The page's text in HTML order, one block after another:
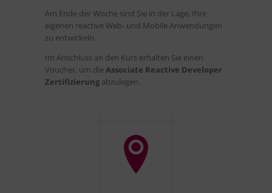
Am Ende der Woche sind Sie in der Lage, Ihre
eigenen reactive Web- und Mobile Anwendungen
zu entwickeln.
Im Anschluss an den Kurs erhalten Sie einen
Voucher, um dieAssociate Reactive Developer
Zertifizierung abzulegen.